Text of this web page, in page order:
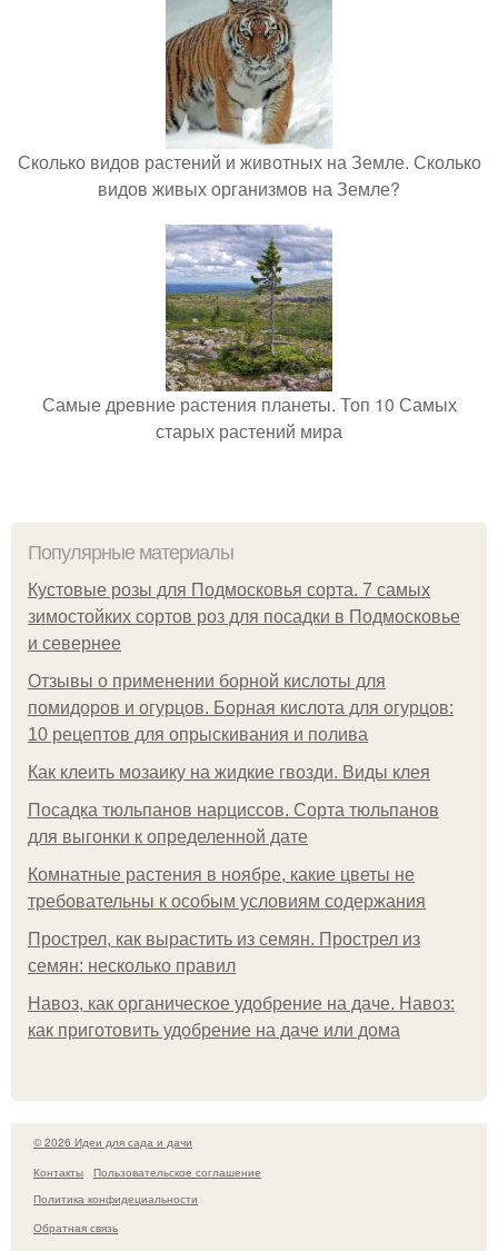
Сколько видов растений и животных на Земле. Сколько
видов живых организмов на Земле?
Самые древние растения планеты. Топ 10 Самых
старых растений мира
Популярные материалы
Кустовые розы для Подмосковья сорта. 7 самых
зимостойких сортов роз для посадки в Подмосковье
и севернее
Отзывы о применении борной кислоты для
помидоров и огурцов. Борная кислота для огурцов:
10 рецептов для опрыскивания и полива
Как клеить мозаику на жидкие гвозди. Виды клея
Посадка тюльпанов нарциссов. Сорта тюльпанов
для выгонки к определенной дате
Комнатные растения в ноябре, какие цветы не
требовательны к особым условиям содержания
Прострел, как вырастить из семян. Прострел из
семян: несколько правил
Навоз, как органическое удобрение на даче. Навоз:
как приготовить удобрение на даче или дома
© 2026 Идеи для сада и дачи
Контакты
Пользовательское соглашение
Политика конфидециальности
Обратная связь